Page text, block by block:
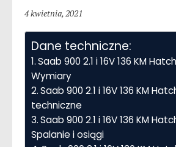
4 kwietnia, 2021
Dane techniczne:
Saab 900 2.1 i 16V 136 KM
Wymiary
Saab 900 2.1 i 16V 136 KM
techniczne
Saab 900 2.1 i 16V 136 KM
Spalanie i osiągi